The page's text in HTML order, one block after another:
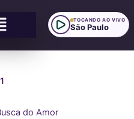
TOCANDO AO VIVO
São Paulo
do Amor